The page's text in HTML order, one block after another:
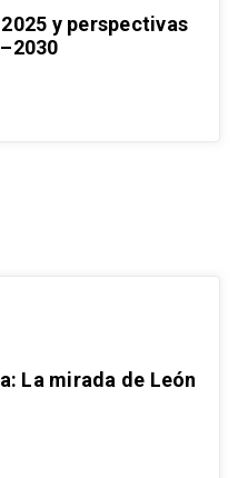
y perspectivas
La mirada de León